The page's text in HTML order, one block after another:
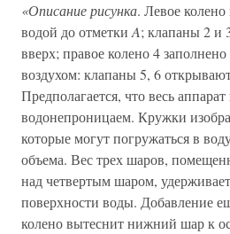
«Описание рисунка. Левое
водой до отметкиA; клапаны 2 и
вверх; правое колено 4
воздухом: клапаны 5, 6
Предполагается, что весь
водонепроницаем. Кружки
которые могут погружаться в
объема. Вес трех шаров,
над четвертым шаром,
поверхности воды. Добавление
колено вытеснит нижний шар к